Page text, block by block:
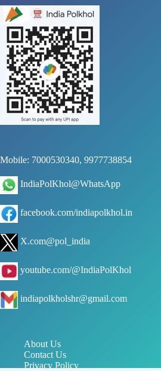
Mobile: 7000530340, 9977738854
IndiaPolKhol@WhatsApp
facebook.com/indiapolkhol.in
X.com@pol_india
youtube.com/@IndiaPolKhol
indiapolkholshr@gmail.com
About Us
Contact Us
Privacy Policy